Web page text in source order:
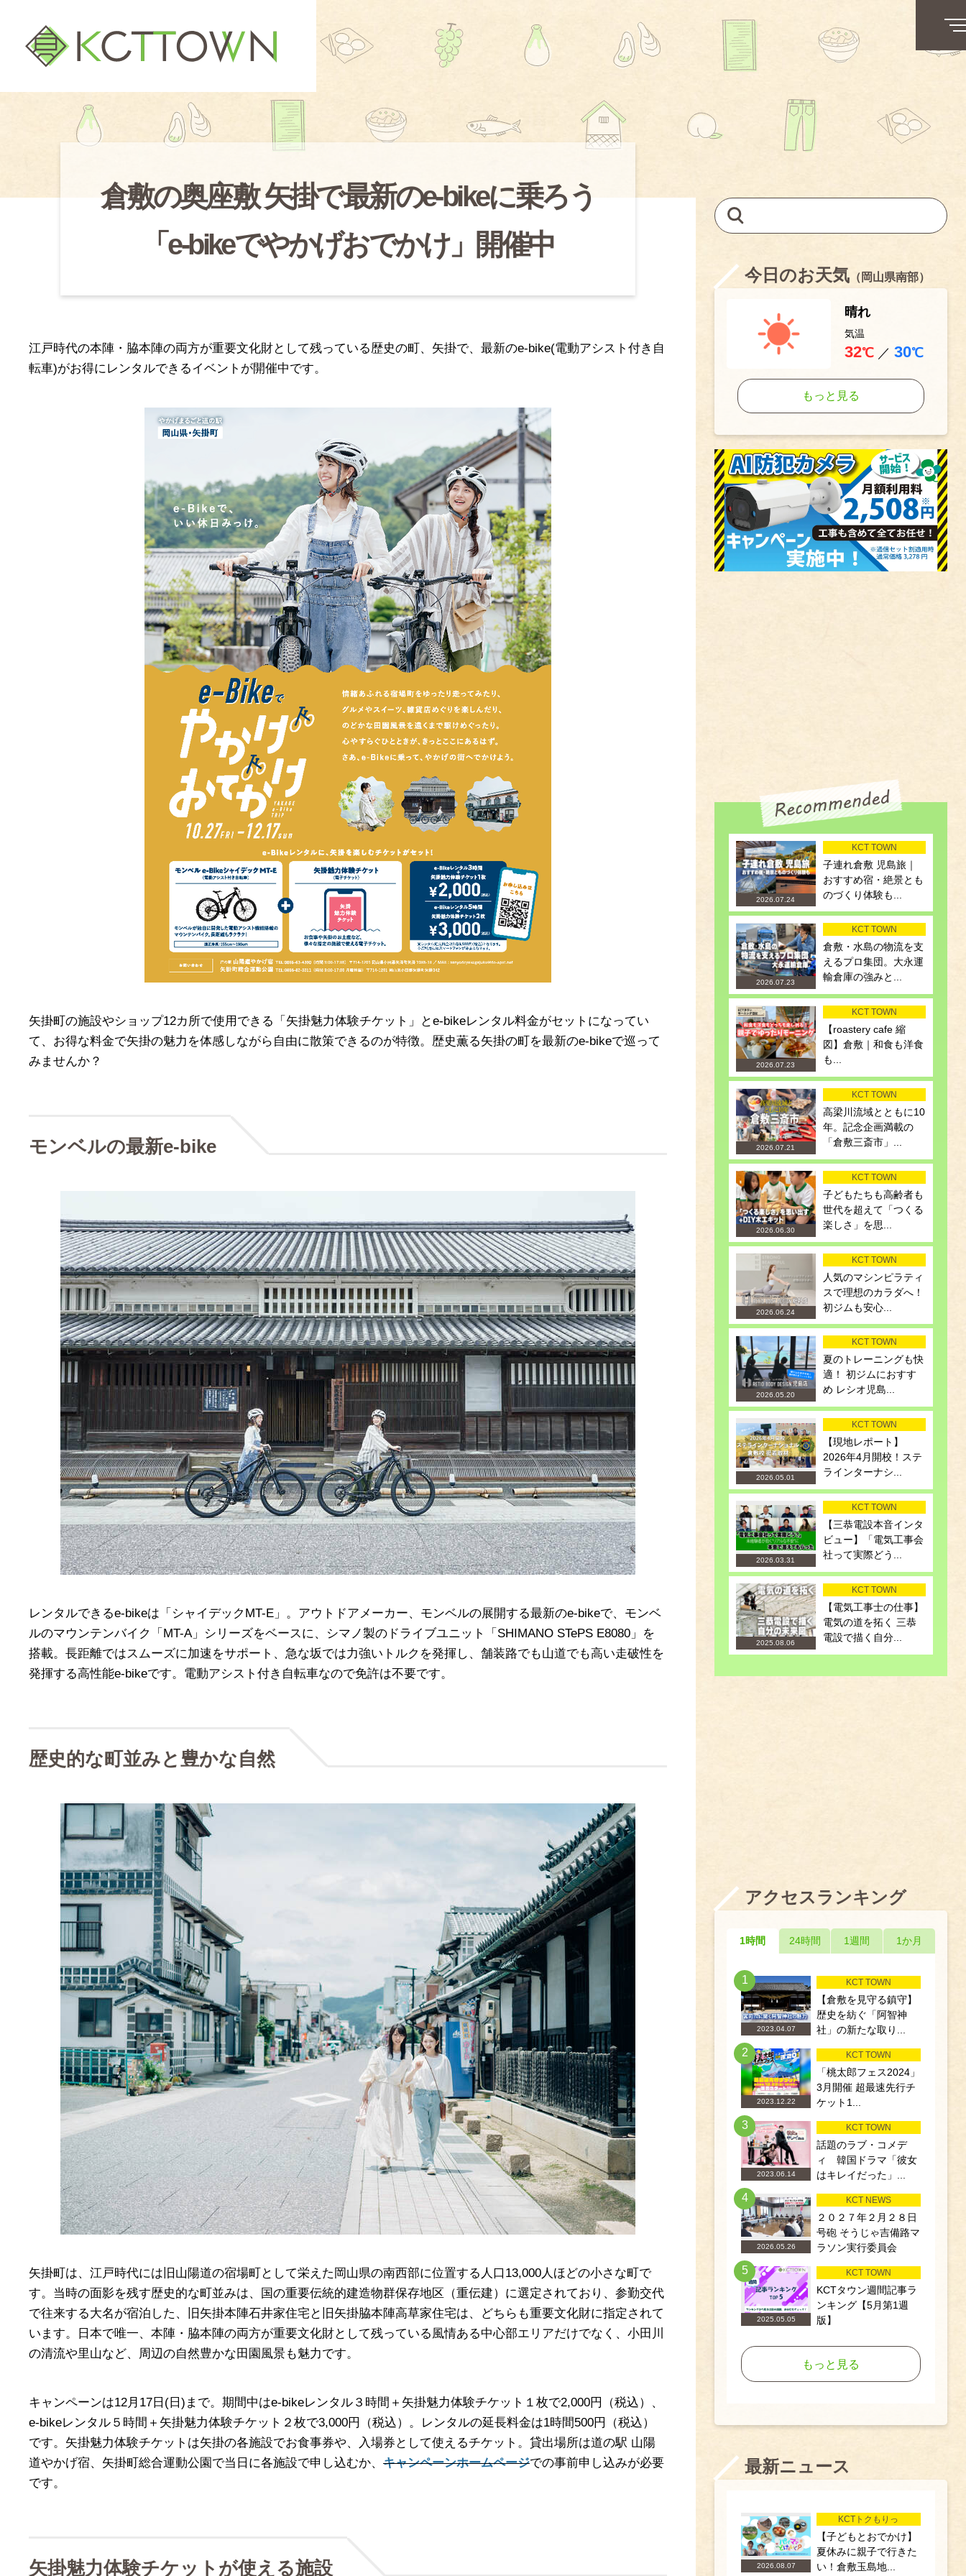
倉敷の奥座敷 矢掛で最新のe-bikeに乗ろう
「e-bikeでやかげおでかけ」開催中
江戸時代の本陣・脇本陣の両方が重要文化財として残っている歴史の町、矢掛で、最新のe-bike(電動アシスト付き自
転車)がお得にレンタルできるイベントが開催中です。
矢掛町の施設やショップ12カ所で使用できる「矢掛魅力体験チケット」とe-bikeレンタル料金がセットになってい
て、お得な料金で矢掛の魅力を体感しながら自由に散策できるのが特徴。歴史薫る矢掛の町を最新のe-bikeで巡って
みませんか？
モンベルの最新e-bike
レンタルできるe-bikeは「シャイデックMT-E」。アウトドアメーカー、モンベルの展開する最新のe-bikeで、モンベ
ルのマウンテンバイク「MT-A」シリーズをベースに、シマノ製のドライブユニット「SHIMANO STePS E8080」を
搭載。長距離ではスムーズに加速をサポート、急な坂では力強いトルクを発揮し、舗装路でも山道でも高い走破性を
発揮する高性能e-bikeです。電動アシスト付き自転車なので免許は不要です。
歴史的な町並みと豊かな自然
矢掛町は、江戸時代には旧山陽道の宿場町として栄えた岡山県の南西部に位置する人口13,000人ほどの小さな町で
す。当時の面影を残す歴史的な町並みは、国の重要伝統的建造物群保存地区（重伝建）に選定されており、参勤交代
で往来する大名が宿泊した、旧矢掛本陣石井家住宅と旧矢掛脇本陣高草家住宅は、どちらも重要文化財に指定されて
います。日本で唯一、本陣・脇本陣の両方が重要文化財として残っている風情ある中心部エリアだけでなく、小田川
の清流や里山など、周辺の自然豊かな田園風景も魅力です。
キャンペーンは12月17日(日)まで。期間中はe-bikeレンタル３時間＋矢掛魅力体験チケット１枚で2,000円（税込）、
e-bikeレンタル５時間＋矢掛魅力体験チケット２枚で3,000円（税込）。レンタルの延長料金は1時間500円（税込）
です。矢掛魅力体験チケットは矢掛の各施設でお食事券や、入場券として使えるチケット。貸出場所は道の駅 山陽
道やかげ宿、矢掛町総合運動公園で当日に各施設で申し込むか、 キャンペーンホームページでの事前申し込みが必要
です。
矢掛魅力体験チケットが使える施設
今日のお天気 （岡山県南部）
晴れ
気温
32℃／ 30℃
もっと見る
2026.07.24
KCT TOWN
子連れ倉敷 児島旅｜
おすすめ宿・絶景とも
のづくり体験も...
2026.07.23
KCT TOWN
倉敷・水島の物流を支
えるプロ集団。大永運
輸倉庫の強みと...
2026.07.23
KCT TOWN
【roastery cafe 縮
図】倉敷｜和食も洋食
も...
2026.07.21
KCT TOWN
高梁川流域とともに10
年。記念企画満載の
「倉敷三斎市」...
2026.06.30
KCT TOWN
子どもたちも高齢者も
世代を超えて「つくる
楽しさ」を思...
2026.06.24
KCT TOWN
人気のマシンピラティ
スで理想のカラダへ！
初ジムも安心...
2026.05.20
KCT TOWN
夏のトレーニングも快
適！ 初ジムにおすす
め レシオ児島...
2026.05.01
KCT TOWN
【現地レポート】
2026年4月開校！ステ
ラインターナシ...
2026.03.31
KCT TOWN
【三恭電設本音インタ
ビュー】「電気工事会
社って実際どう...
2025.08.06
KCT TOWN
【電気工事士の仕事】
電気の道を拓く 三恭
電設で描く自分...
アクセスランキング
1時間 24時間 1週間 1か月
1
2023.04.07
KCT TOWN
【倉敷を見守る鎮守】
歴史を紡ぐ「阿智神
社」の新たな取り...
2
2023.12.22
KCT TOWN
「桃太郎フェス2024」
3月開催 超最速先行チ
ケット1...
3
2023.06.14
KCT TOWN
話題のラブ・コメデ
ィ 韓国ドラマ「彼女
はキレイだった」...
4
2026.05.26
KCT NEWS
２０２７年２月２８日
号砲 そうじゃ吉備路マ
ラソン実行委員会
5
2025.05.05
KCT TOWN
KCTタウン週間記事ラ
ンキング【5月第1週
版】
もっと見る
最新ニュース
2026.08.07
KCTトクもりっ
【子どもとおでかけ】
夏休みに親子で行きた
い！倉敷玉島地...